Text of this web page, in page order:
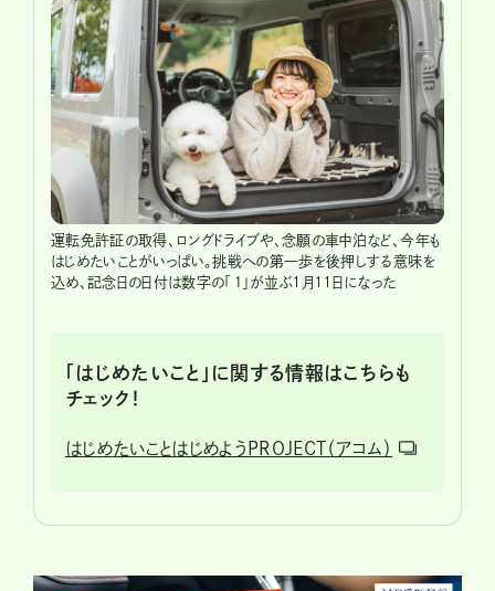
運転免許証の取得、ロングドライブや、念願の車中泊など、今年も
はじめたいことがいっぱい。挑戦への第一歩を後押しする意味を
込め、記念日の日付は数字の「１」が並ぶ1月11日になった
「はじめたいこと」に関する情報はこちらも
チェック！
はじめたいことはじめようPROJECT（アコム）